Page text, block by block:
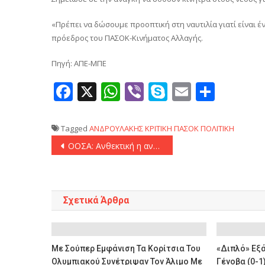
«Πρέπει να δώσουμε προοπτική στη ναυτιλία γιατί
πρόεδρος του ΠΑΣΟΚ-Κινήματος Αλλαγής.
Πηγή: ΑΠΕ-ΜΠΕ
Facebook
X WhatsApp
ViberSkype
Email
Tagged ΑΝΔΡΟΥΛΑΚΗΣΚΡΙΤΙΚΗ ΠΑΣΟΚΠΟΛΙΤΙΚΗ
Πλοήγηση
ΟΟΣΑ: Ανθεκτική η ανάπτυξη της ελληνικής οικονομίας
Σχετικά Άρθρα
Με Σούπερ Εμφάνιση Τα Κορίτσια Του
Ολυμπιακού Συνέτριψαν Τον Άλιμο Με
«Διπλό»
Γένοβα (0-